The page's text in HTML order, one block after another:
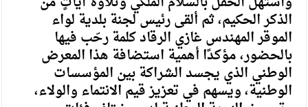
الذكر الحكيم، ثم ألقى رئيس لجنة بلدية لواء
الموقر المهندس غازي الرقاد كلمة رحّب فيها
بالحضور، مؤكدًا أهمية استضافة هذا المعرض
الوطني الذي يجسد الشراكة بين المؤسسات
الوطنية، ويسهم في تعزيز قيم الانتماء والولاء،